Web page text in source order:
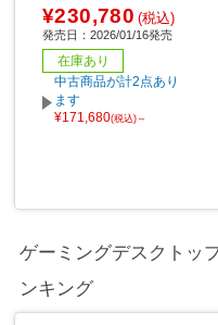
ワイト ［23.8型 /Window
s11 Home /AMD Ryzen5
/メモリ：16GB /SSD：5
12GB /Microsoft 365 Per
sonal /2026年1月モデ
ル］
¥230,780 (税込)
発売日：2026/01/16発売
在庫あり
中古商品が計2点あり
ます
¥171,680(税込)～
ゲーミングデスクトッ
ンキング